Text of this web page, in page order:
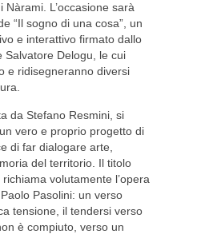
L’occasione sarà
“Il sogno di una cosa”, un
e interattivo firmato dallo
Salvatore Delogu, le cui
e ridisegneranno diversi
da Stefano Resmini, si
vero e proprio progetto di
di far dialogare arte,
del territorio. Il titolo
richiama volutamente l’opera
Pasolini: un verso
tensione, il tendersi verso
è compiuto, verso un